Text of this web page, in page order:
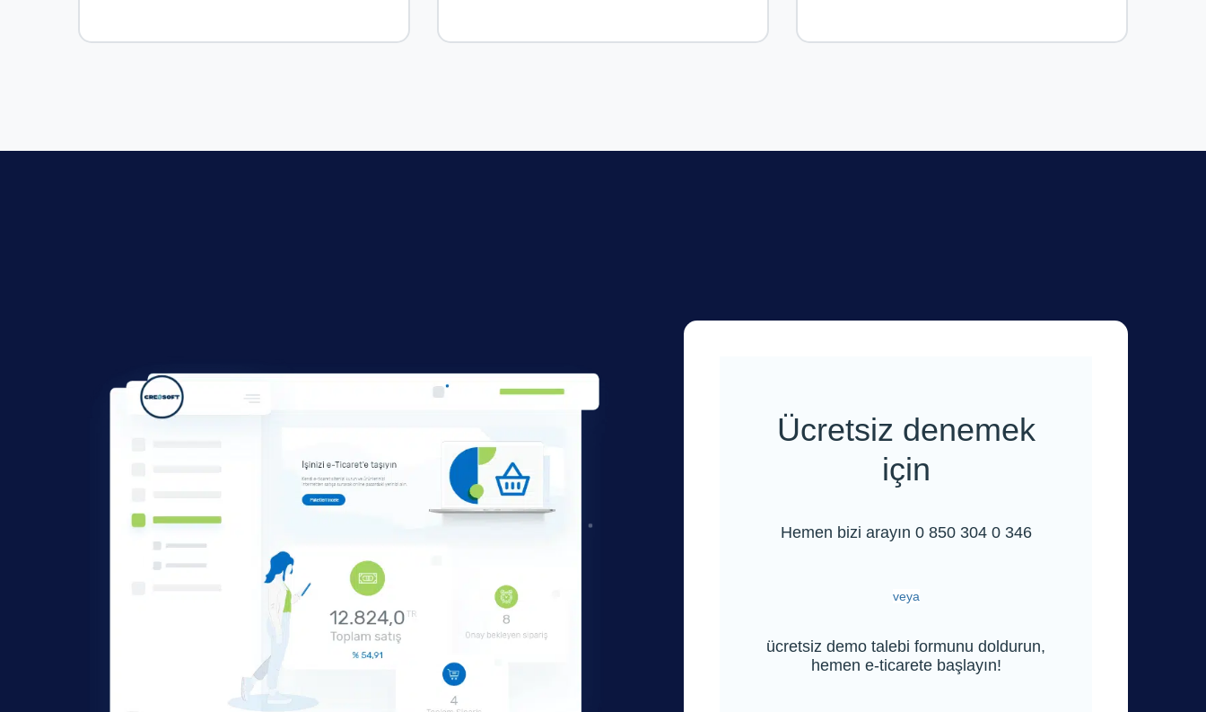
Ücretsiz denemek
için
Hemen bizi arayın 0 850 304 0 346
veya
ücretsiz demo talebi formunu doldurun,
hemen e-ticarete başlayın!